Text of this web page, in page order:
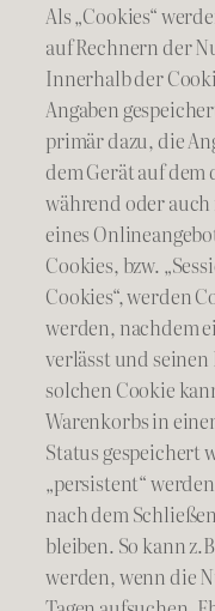
Als „Cookies“
auf Rechnern der
Innerhalb der
Angaben
primär dazu, die
dem Gerät auf dem
während oder
eines
Cookies, bzw.
Cookies“, werden
werden, nachdem
verlässt und
solchen Cookie
Warenkorbs in
Status gespeichert
„persistent“
nach dem
bleiben. So kann
werden, wenn die